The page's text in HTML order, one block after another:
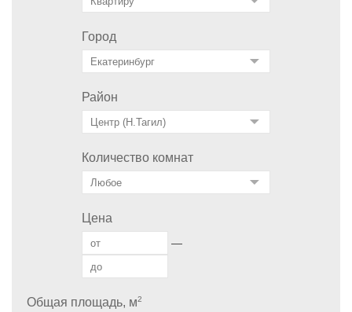
Город
Район
Количество комнат
Цена
—
Общая площадь, м2